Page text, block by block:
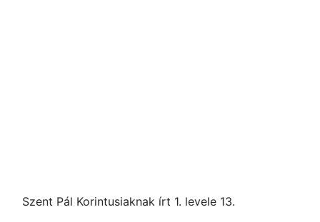
Szent Pál Korintusiaknak írt 1. levele 13.